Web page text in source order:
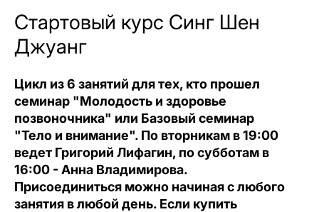
Стартовый курс Синг Шен
Джуанг
Цикл из 6 занятий для тех, кто прошел
семинар "Молодость и здоровье
позвоночника" или Базовый семинар
"Тело и внимание". По вторникам в 19:00
ведет Григорий Лифагин, по субботам в
16:00 - Анна Владимирова.
Присоединиться можно начиная с любого
занятия в любой день. Если купить